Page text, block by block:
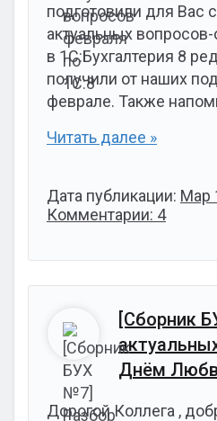
подготовили для Вас
актуальных вопросов-
в 1С:Бухгалтерия 8
получили от наших
феврале. Также
Читать далее »
Дата публикации: Мар
Комментарии: 4
[Сборник
Днём
Дорогой Коллега ,